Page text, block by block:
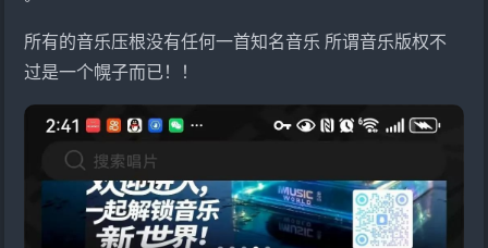
所有的音乐压根没有任何一首知名音乐 所谓音乐版权不
过是一个幌子而已！！